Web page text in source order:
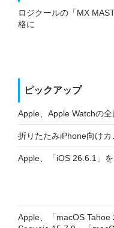
ロジクールの「MX
格に
ピックアップ
Apple、Apple Watchの
折りたたみiPhone向け
Apple、「iOS 26.6.1」
Apple、「macOS